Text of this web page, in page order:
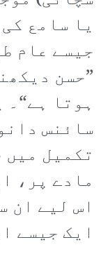
یا سامع
جیسے عام
”حسن
ہوتا
سائنس
تکمیل میں
مادے پر،
اس لیے ان
ایک جیسے